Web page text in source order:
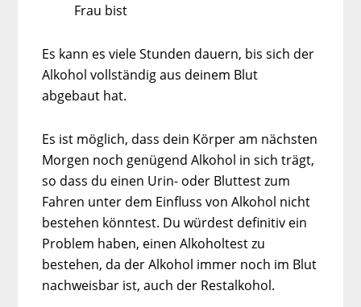
Frau bist
Es kann es viele Stunden dauern, bis sich der
Alkohol vollständig aus deinem Blut
abgebaut hat.
Es ist möglich, dass dein Körper am nächsten
Morgen noch genügend Alkohol in sich trägt,
so dass du einen Urin- oder Bluttest zum
Fahren unter dem Einfluss von Alkohol nicht
bestehen könntest. Du würdest definitiv ein
Problem haben, einen Alkoholtest zu
bestehen, da der Alkohol immer noch im Blut
nachweisbar ist, auch der Restalkohol.